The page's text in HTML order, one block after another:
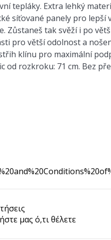
tepláky. Extra lehký
síťované panely pro lepší
Zůstaneš tak svěží i po
pro větší odolnost a
klínu pro maximální
od rozkroku: 71 cm. Bez
μας ό,τι θέλετε